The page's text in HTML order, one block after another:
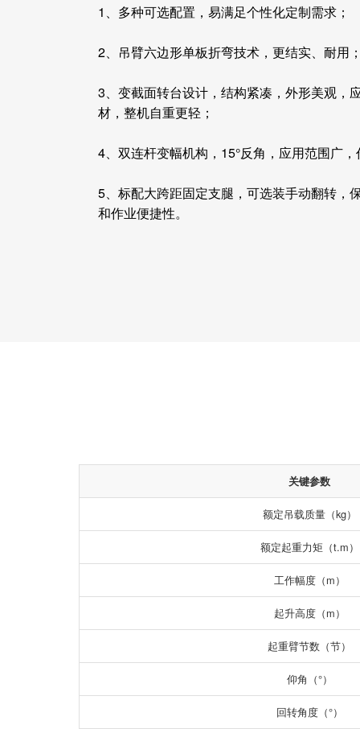
1、多种可选配置，易满足个性化定制需求；
2、吊臂六边形单板折弯技术，更结实、耐用
3、变截面转台设计，结构紧凑，外形美观，
材，整机自重更轻；
4、双连杆变幅机构，15°反角，应用范围广
5、标配大跨距固定支腿，可选装手动翻转，
和作业便捷性。
关键参数
额定吊载质量（kg）
额定起重力矩（t.m）
工作幅度（m）
起升高度（m）
起重臂节数（节）
仰角（°）
回转角度（°）